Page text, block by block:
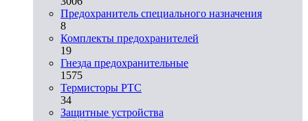
Предохранитель специального назначения
8
Комплекты предохранителей
19
Гнезда предохранительные
1575
Термисторы PTC
34
Защитные устройства